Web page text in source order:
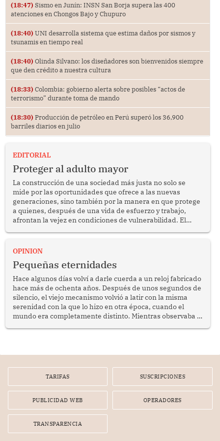
(18:47) Sismo en Junín: INSN San Borja supera las 400
atenciones en Chongos Bajo y Chupuro
(18:40) UNI desarrolla sistema que estima daños por sismos y
tsunamis en tiempo real
(18:40) Olinda Silvano: los diseñadores son bienvenidos siempre
que den crédito a nuestra cultura
(18:33) Colombia: gobierno alerta sobre posibles “actos de
terrorismo” durante toma de mando
(18:30) Producción de petróleo en Perú superó los 36,900
barriles diarios en julio
EDITORIAL
Proteger al adulto mayor
La construcción de una sociedad más justa no solo se
mide por las oportunidades que ofrece a las nuevas
generaciones, sino también por la manera en que protege
a quienes, después de una vida de esfuerzo y trabajo,
afrontan la vejez en condiciones de vulnerabilidad. El
bimestrales el subsidio que reciben los beneficiarios del
reflexionar sobre la importancia de fortalecer las políticas
públicas dirigidas a los adultos mayores en pobreza.
OPINION
Pequeñas eternidades
Hace algunos días volví a darle cuerda a un reloj fabricado
hace más de ochenta años. Después de unos segundos de
silencio, el viejo mecanismo volvió a latir con la misma
serenidad con la que lo hizo en otra época, cuando el
mundo era completamente distinto. Mientras observaba el
TARIFAS SUSCRIPCIONES
PUBLICIDAD WEB OPERADORES
TRANSPARENCIA